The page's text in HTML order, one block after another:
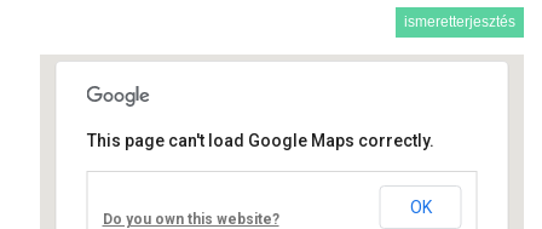
ismeretterjesztés
Művelődési ház
Fő út 8 - Nagyréde
This page can't load Google Maps correctly.
Do you own this website?
OK